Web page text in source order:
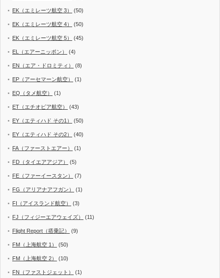
EK（エミレーツ航空 3） (50)
EK（エミレーツ航空 4） (50)
EK（エミレーツ航空 5） (45)
EL（エアーニッポン） (4)
EN（エア・ドロミティ） (8)
EP（アーセマーン航空） (1)
EQ（タメ航空） (1)
ET（エチオピア航空） (43)
EY（エティハド その1） (50)
EY（エティハド その2） (40)
FA（ファーストエアー） (1)
FD（タイエアアジア） (5)
FE（ファーイースタン） (7)
FG（アリアナアフガン） (1)
FI（アイスランド航空） (3)
FJ（フィジーエアウェイズ） (11)
Flight Report（搭乗記） (9)
FM（上海航空 1） (50)
FM（上海航空 2） (10)
FN（ファストジェット） (1)